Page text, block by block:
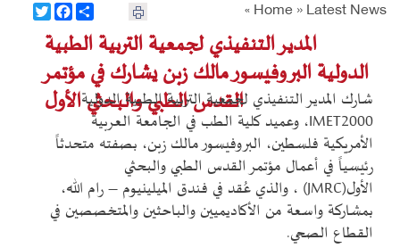
Home » Latest News
»
Twitter
FacebookShare
المدير التنفيذي لجمعية التربية الطبية
الدولية البروفيسور مالك زبن يشارك في مؤتمر
القدس الطبي والبحثي الأول
شارك المدير التنفيذي لجمعية التربية الطبية الدولية
IMET2000، وعميد كلية الطب في الجامعة العربية
الأمريكية فلسطين، البروفيسور مالك زبن، بصفته متحدثاً
رئيسياً في أعمال مؤتمر القدس الطبي والبحثي
الأول(JMRC) ، والذي عُقد في فندق الميلينيوم – رام الله،
بمشاركة واسعة من الأكاديميين والباحثين والمتخصصين في
القطاع الصحي.